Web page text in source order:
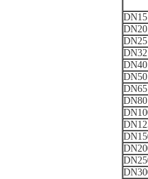
DN15
DN20
DN25
DN32
DN40
DN50
DN65
DN80